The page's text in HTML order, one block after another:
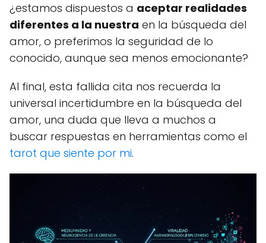
¿estamos dispuestos a aceptar realidades
diferentes a la nuestra en la búsqueda del
amor, o preferimos la seguridad de lo
conocido, aunque sea menos emocionante?
Al final, esta fallida cita nos recuerda la
universal incertidumbre en la búsqueda del
amor, una duda que lleva a muchos a
buscar respuestas en herramientas como el
tarot que siente por mi.